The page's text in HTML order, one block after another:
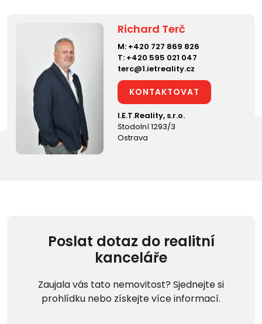
Richard Terč
M: +420 727 869 826
T: +420 595 021 047
terc@1.ietreality.cz
KONTAKTOVAT
I.E.T.Reality, s.r.o.
Stodolní 1293/3
Ostrava
Poslat dotaz do realitní
kanceláře
Zaujala vás tato nemovitost? Sjednejte si
prohlídku nebo získejte více informací.